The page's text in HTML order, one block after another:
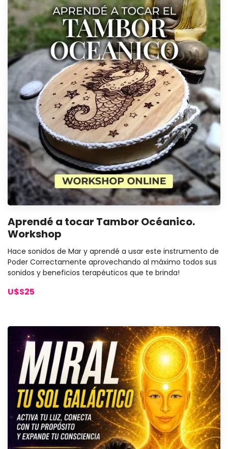
Aprendé a tocar Tambor Océanico.
Workshop
Hace sonidos de Mar y aprendé a usar este instrumento de
Poder Correctamente aprovechando al máximo todos sus
sonidos y beneficios terapéuticos que te brinda!
U$S25